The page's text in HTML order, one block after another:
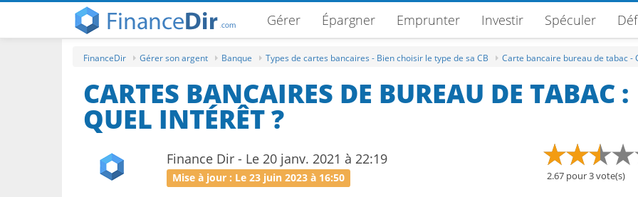
Gérer Épargner Emprunter Investir Spéculer
FinanceDir Gérer son argent Banque Types de cartes bancaires - Bien choisir le type de sa CB Carte bancaire bureau de tabac -
CARTES BANCAIRES DE BUREAU DE TABAC :
QUEL INTÉRÊT ?
Finance Dir - Le 20 janv. 2021 à 22:19
Mise à jour : Le 23 juin 2023 à 16:50 2.67pour3vote(s)